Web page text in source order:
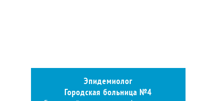
Эпидемиолог
Городская больница №4